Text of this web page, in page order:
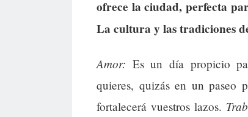
ofrece la ciudad, perfecta
La cultura y las tradiciones
Amor: Es un día propicio
quieres, quizás en un paseo
fortalecerá vuestros lazos.